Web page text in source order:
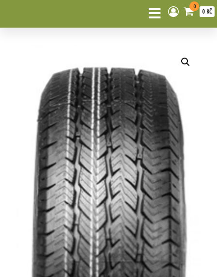
0
0 KČ